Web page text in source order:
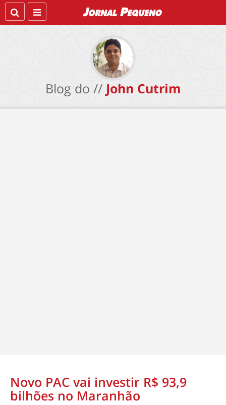
Blog do // John Cutrim
Novo PAC vai investir R$ 93,9
bilhões no Maranhão